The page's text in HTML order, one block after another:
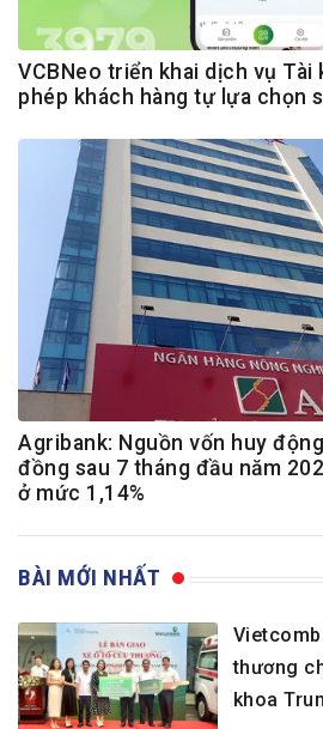
VCBNeo triển khai dịch vụ Tài
phép khách hàng tự lựa chọn
Agribank: Nguồn vốn huy
đồng sau 7 tháng đầu năm
ở mức 1,14%
BÀI MỚI NHẤT
thương
khoa